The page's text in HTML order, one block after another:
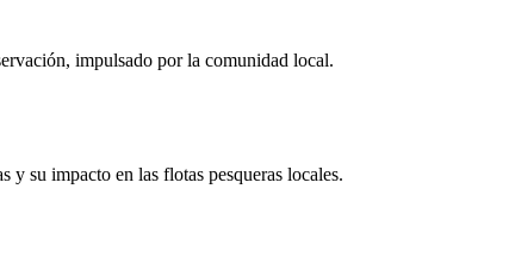
impulsado por la comunidad local.
y su impacto en las flotas pesqueras locales.